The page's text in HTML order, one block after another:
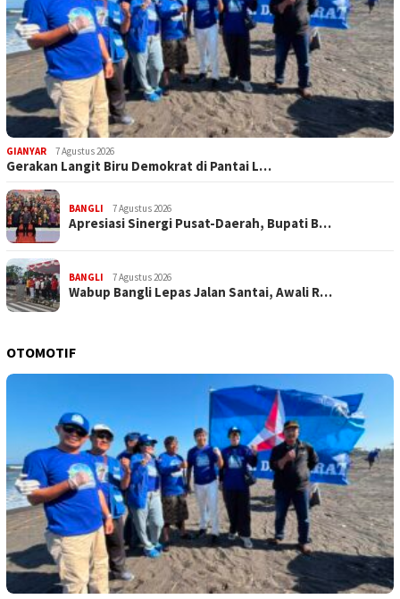
GIANYAR 7 Agustus 2026
Gerakan Langit Biru Demokrat di Pantai L…
BANGLI 7 Agustus 2026
Apresiasi Sinergi Pusat-Daerah, Bupati B…
BANGLI 7 Agustus 2026
Wabup Bangli Lepas Jalan Santai, Awali R…
OTOMOTIF